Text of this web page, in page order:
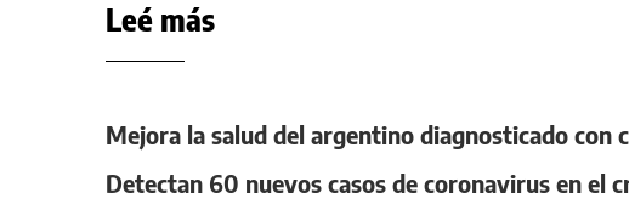
Leé más
Mejora la salud del argentino diagnosticado con
Detectan 60 nuevos casos de coronavirus en el